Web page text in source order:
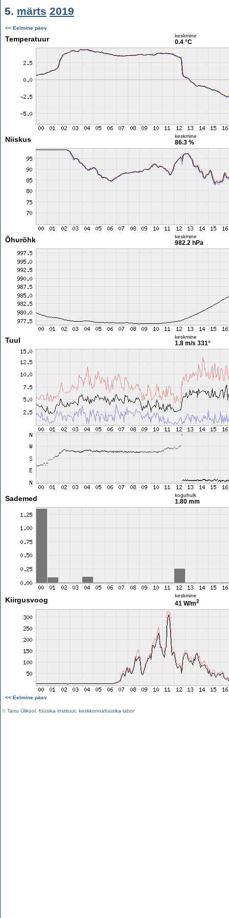
5. märts 2019
<< Eelmine päev
Temperatuur keskmine
0.4 °C
Niiskus keskmine
86.3 %
Õhurõhk keskmine
982.2 hPa
Tuul keskmine
1.8 m/s 331°
Sademed koguhulk
1.80 mm
Kiirgusvoog
keskmine
41 W/m2
<< Eelmine päev
©Tartu Ülikool füüsika instituut keskkonnafüüsika labor